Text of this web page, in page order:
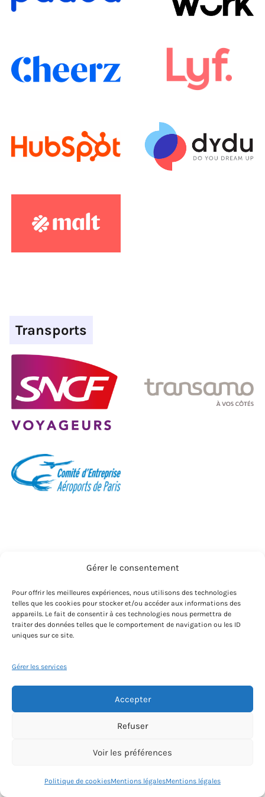
Gérer le consentement
Pour offrir les meilleures expériences, nous utilisons des technologies
telles que les cookies pour stocker et/ou accéder aux informations des
appareils. Le fait de consentir à ces technologies nous permettra de
traiter des données telles que le comportement de navigation ou les ID
uniques sur ce site.
Gérer les services
Accepter
Refuser
Voir les préférences
Politique de cookiesMentions légalesMentions légales
Transports
Secteur associatif et caritatif
Conseil, audit, recrutement